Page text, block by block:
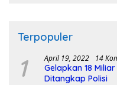
Terpopuler
1 April 19, 2022 14
Gelapkan 18
Ditangkap Polisi